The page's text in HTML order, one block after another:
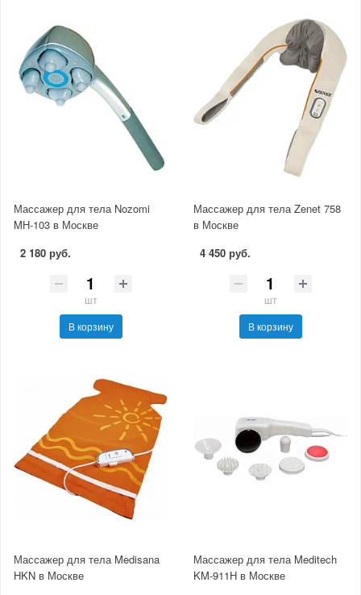
Массажер для тела Nozomi
MH-103 в Москве
2 180 руб.
шт
В корзину
Массажер для тела Zenet 758
в Москве
4 450 руб.
шт
В корзину
Массажер для тела Medisana
HKN в Москве
Массажер для тела Meditech
KM-911H в Москве